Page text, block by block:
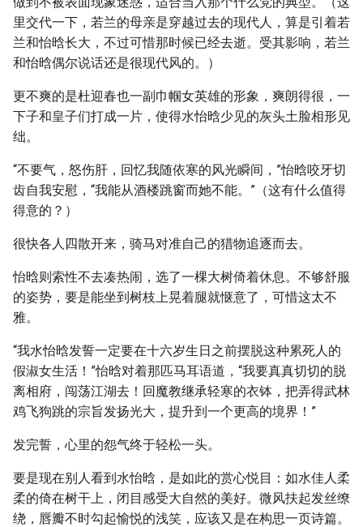
里交代一下，若兰的母亲是穿越过去的现代人，算是引着若
兰和怡晗长大，不过可惜那时候已经去逝。受其影响，若兰
和怡晗偶尔说话还是很现代风的。）
更不爽的是杜迎春也一副巾帼女英雄的形象，爽朗得很，一
下子和皇子们打成一片，使得水怡晗少见的灰头土脸相形见
绌。
“不要气，怒伤肝，回忆我随依寒的风光瞬间，”怡晗咬牙切
齿自我安慰，“我能从酒楼跳窗而她不能。”（这有什么值得
得意的？）
很快各人四散开来，骑马对准自己的猎物追逐而去。
怡晗则索性不去凑热闹，选了一棵大树倚着休息。不够舒服
的姿势，要是能坐到树枝上晃着腿就惬意了，可惜这太不
雅。
“我水怡晗发誓一定要在十六岁生日之前摆脱这种累死人的
假淑女生活！”怡晗对着那匹马耳语道，“我要真真切切的脱
离相府，闯荡江湖去！回魔教继承轻寒的衣钵，把弄得武林
鸡飞狗跳的宗旨发扬光大，提升到一个更高的境界！”
发完誓，心里的怨气终于轻松一头。
要是现在别人看到水怡晗，是如此的赏心悦目：如水佳人柔
柔的倚在树干上，闭目感受大自然的美好。微风扶起发丝缭
绕，唇瓣不时勾起愉悦的浅笑，应该又是在构思一页诗篇。